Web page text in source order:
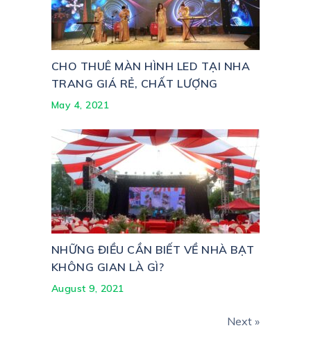
CHO THUÊ MÀN HÌNH LED TẠI NHA
TRANG GIÁ RẺ, CHẤT LƯỢNG
May 4, 2021
NHỮNG ĐIỀU CẦN BIẾT VỀ NHÀ BẠT
KHÔNG GIAN LÀ GÌ?
August 9, 2021
Next »